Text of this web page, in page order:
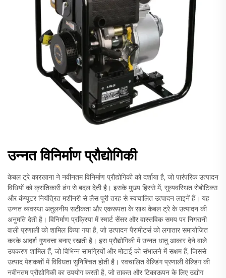
उन्नत विनिर्माण प्रौद्योगिकी
केबल ट्रे कारखाना ने नवीनतम विनिर्माण प्रौद्योगिकी को दर्शाया है, जो पारंपरिक उत्पादन
विधियों को क्रांतिकारी ढंग से बदल देती है। इसके मुख्य हिस्से में, सुव्यवस्थित रोबोटिक्स
और कंप्यूटर नियंत्रित मशीनरी से लैस पूरी तरह से स्वचालित उत्पादन लाइनें हैं। यह
उन्नत व्यवस्था अतुलनीय सटीकता और एकरूपता के साथ केबल ट्रे के उत्पादन की
अनुमति देती है। विनिर्माण प्रक्रिया में स्मार्ट सेंसर और वास्तविक समय पर निगरानी
वाली प्रणाली को शामिल किया गया है, जो उत्पादन पैरामीटर्स को लगातार समायोजित
करके आदर्श गुणवत्ता बनाए रखती है। इस प्रौद्योगिकी में उन्नत धातु आकार देने वाले
उपकरण शामिल हैं, जो विभिन्न सामग्रियों और मोटाई को संभालने में सक्षम हैं, जिससे
उत्पाद पेशकशों में विविधता सुनिश्चित होती है। स्वचालित वेल्डिंग प्रणाली वेल्डिंग की
नवीनतम प्रौद्योगिकी का उपयोग करती है, जो ताकत और टिकाऊपन के लिए उद्योग